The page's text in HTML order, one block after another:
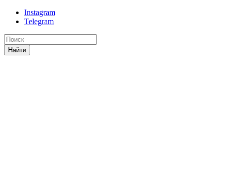
Instagram
Telegram
Найти